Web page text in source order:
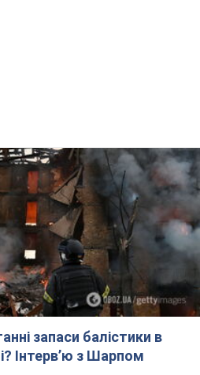
запаси балістики в
Інтерв’ю з Шарпом